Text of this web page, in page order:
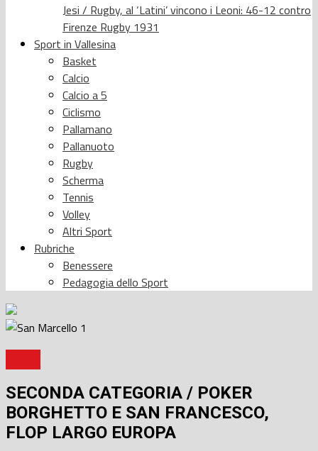
Jesi / Rugby, al ‘Latini’ vincono i Leoni: 46-12 contro
Firenze Rugby 1931
Sport in Vallesina
Basket
Calcio
Calcio a 5
Ciclismo
Pallamano
Pallanuoto
Rugby
Scherma
Tennis
Volley
Altri Sport
Rubriche
Benessere
Pedagogia dello Sport
SECONDA CATEGORIA / POKER
BORGHETTO E SAN FRANCESCO,
FLOP LARGO EUROPA